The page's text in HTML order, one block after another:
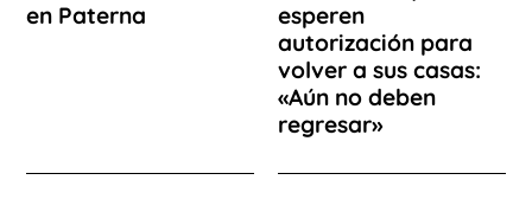
en Paterna
esperen
autorización para
volver a sus casas:
«Aún no deben
regresar»